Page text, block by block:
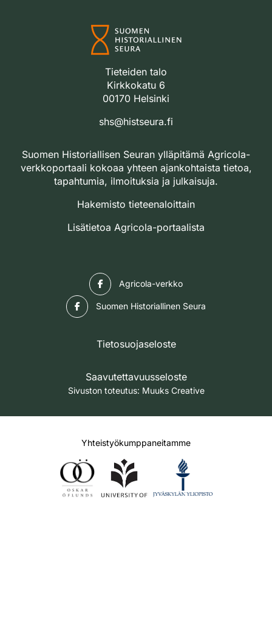
Tieteiden talo
Kirkkokatu 6
00170 Helsinki
shs@histseura.fi
Suomen Historiallisen Seuran ylläpitämä Agricola-
verkkoportaali kokoaa yhteen ajankohtaista tietoa,
tapahtumia, ilmoituksia ja julkaisuja.
Hakemisto tieteenaloittain
Lisätietoa Agricola-portaalista
Agricola-verkko
Suomen Historiallinen Seura
Tietosuojaseloste
Saavutettavuusseloste
Sivuston toteutus: Muuks Creative
Yhteistyökumppaneitamme